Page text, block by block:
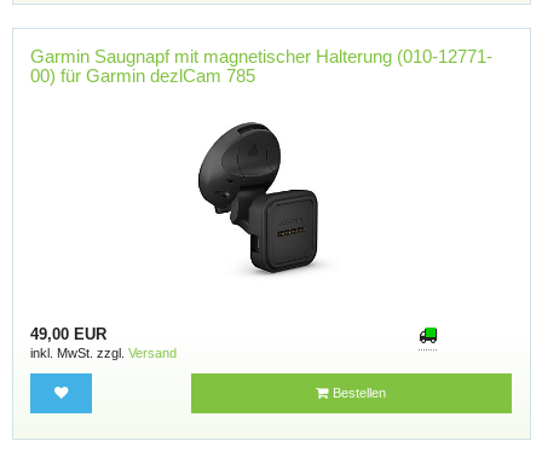
Garmin Saugnapf mit magnetischer Halterung (010-12771-
00) für Garmin dezlCam 785
49,00 EUR
inkl. MwSt. zzgl. Versand
Bestellen